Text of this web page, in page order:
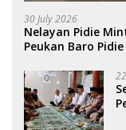
30 July 2026
Nelayan Pidie
Peukan Baro